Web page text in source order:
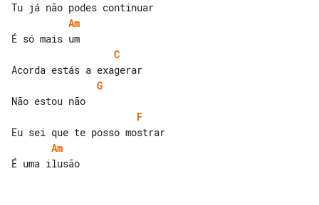
Am
C
G
F
Am